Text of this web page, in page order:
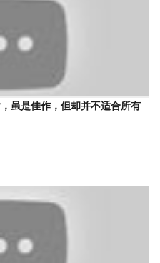
虽是佳作，但却并不适合所有